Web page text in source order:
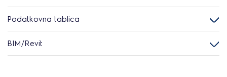
Podatkovna tablica
BIM/Revit